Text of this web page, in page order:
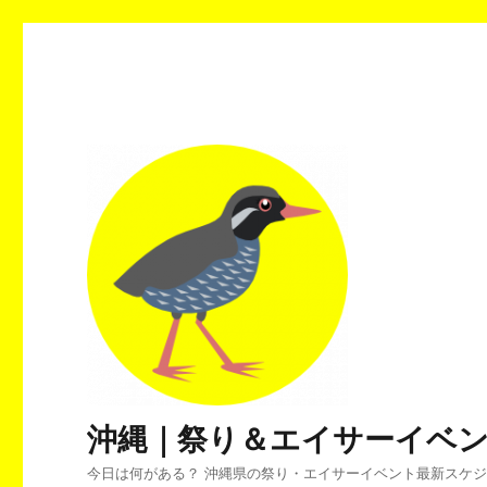
沖縄｜祭り＆エイサーイベ
今日は何がある？ 沖縄県の祭り・エイサーイベント最新スケジ